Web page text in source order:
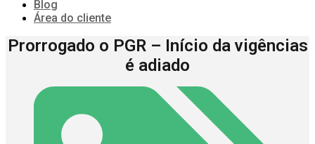
Blog
Área do cliente
Prorrogado o PGR – Início da vigências
é adiado